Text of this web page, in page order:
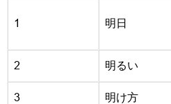
1 明日
2 明るい
3 明け方